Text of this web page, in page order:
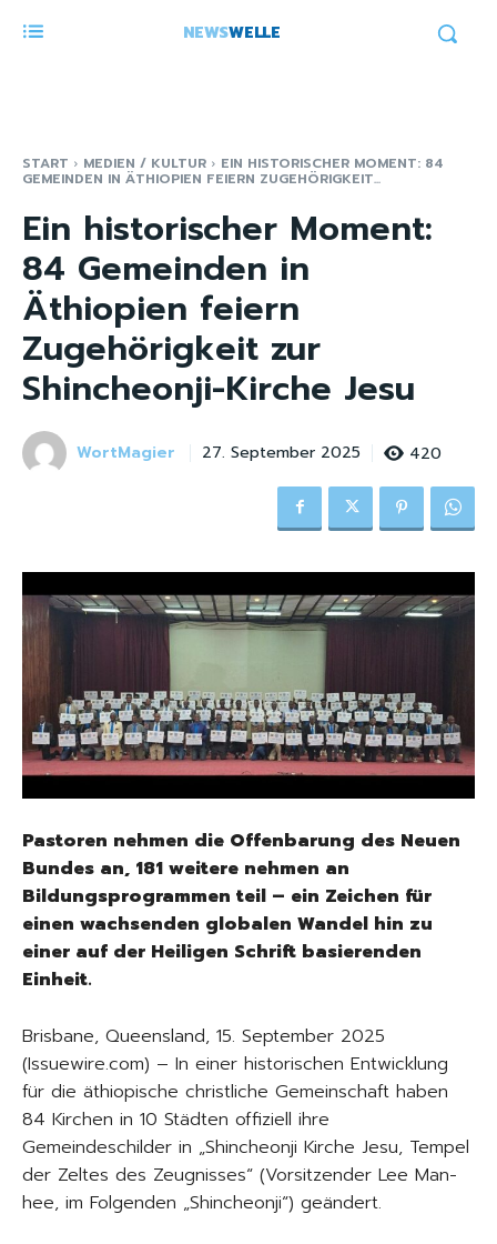
NEWSWELLE
START MEDIEN / KULTUR EIN HISTORISCHER MOMENT: 84
GEMEINDEN IN ÄTHIOPIEN FEIERN ZUGEHÖRIGKEIT...
Ein historischer Moment:
84 Gemeinden in
Äthiopien feiern
Zugehörigkeit zur
Shincheonji-Kirche Jesu
WortMagier 27. September 2025 420
Pastoren nehmen die Offenbarung des Neuen
Bundes an, 181 weitere nehmen an
Bildungsprogrammen teil – ein Zeichen für
einen wachsenden globalen Wandel hin zu
einer auf der Heiligen Schrift basierenden
Einheit.
Brisbane, Queensland, 15. September 2025
(Issuewire.com) – In einer historischen Entwicklung
für die äthiopische christliche Gemeinschaft haben
84 Kirchen in 10 Städten offiziell ihre
Gemeindeschilder in „Shincheonji Kirche Jesu, Tempel
der Zeltes des Zeugnisses“ (Vorsitzender Lee Man-
hee, im Folgenden „Shincheonji“) geändert.